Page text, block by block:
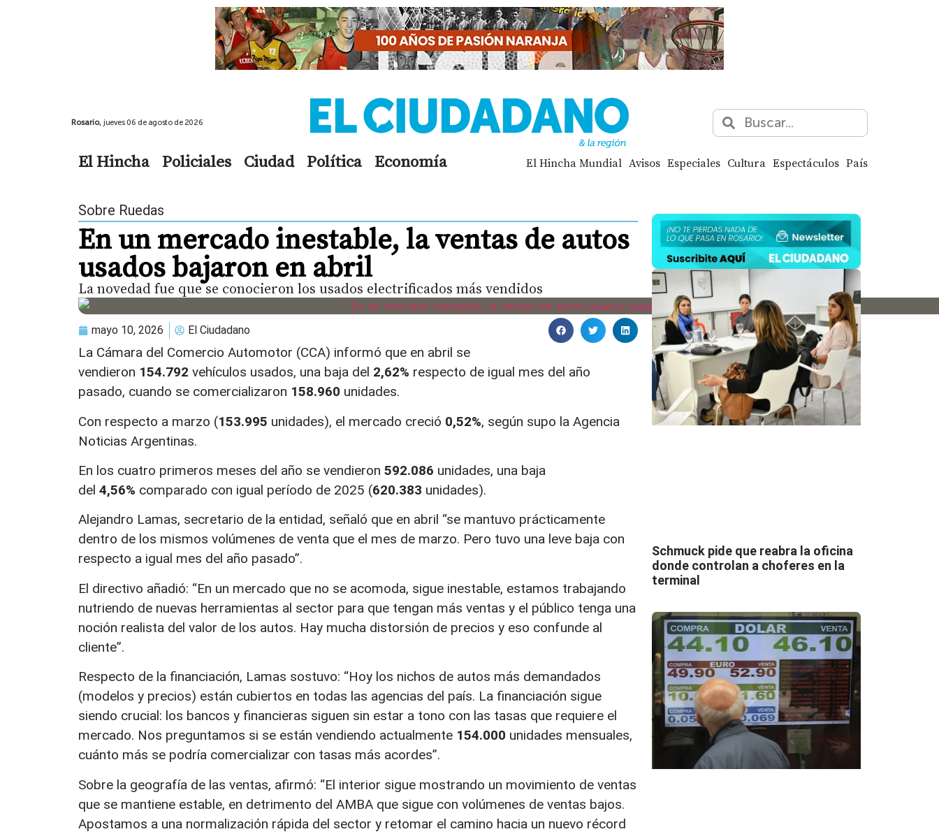
Rosario, jueves 06 de agosto de 2026
El Hincha Policiales Ciudad Política Economía El Hincha Mundial Avisos Especiales Cultura Espectáculos País
Sobre Ruedas
En un mercado inestable, la ventas de autos
usados bajaron en abril
La novedad fue que se conocieron los usados electrificados más vendidos
mayo 10, 2026 El Ciudadano
La Cámara del Comercio Automotor (CCA) informó que en abril se
vendieron 154.792 vehículos usados, una baja del 2,62% respecto de igual mes del año
pasado, cuando se comercializaron 158.960 unidades.
Con respecto a marzo (153.995 unidades), el mercado creció 0,52%, según supo la Agencia
Noticias Argentinas.
En los cuatro primeros meses del año se vendieron 592.086 unidades, una baja
del 4,56% comparado con igual período de 2025 (620.383 unidades).
Alejandro Lamas, secretario de la entidad, señaló que en abril “se mantuvo prácticamente
dentro de los mismos volúmenes de venta que el mes de marzo. Pero tuvo una leve baja con
respecto a igual mes del año pasado”.
El directivo añadió: “En un mercado que no se acomoda, sigue inestable, estamos trabajando
nutriendo de nuevas herramientas al sector para que tengan más ventas y el público tenga una
noción realista del valor de los autos. Hay mucha distorsión de precios y eso confunde al
cliente”.
Respecto de la financiación, Lamas sostuvo: “Hoy los nichos de autos más demandados
(modelos y precios) están cubiertos en todas las agencias del país. La financiación sigue
siendo crucial: los bancos y financieras siguen sin estar a tono con las tasas que requiere el
mercado. Nos preguntamos si se están vendiendo actualmente 154.000 unidades mensuales,
cuánto más se podría comercializar con tasas más acordes”.
Sobre la geografía de las ventas, afirmó: “El interior sigue mostrando un movimiento de ventas
que se mantiene estable, en detrimento del AMBA que sigue con volúmenes de ventas bajos.
Apostamos a una normalización rápida del sector y retomar el camino hacia un nuevo récord
Schmuck pide que reabra la oficina
donde controlan a choferes en la
terminal